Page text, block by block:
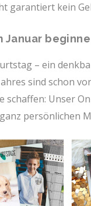
garantiert kein
Januar
– ein
sind schon
schaffen: Unser
persönlichen